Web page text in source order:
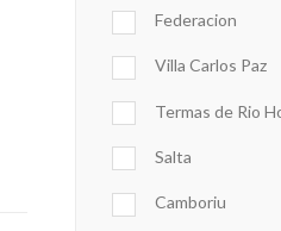
Federacion
Villa Carlos Paz
Termas de Rio
Salta
Camboriu